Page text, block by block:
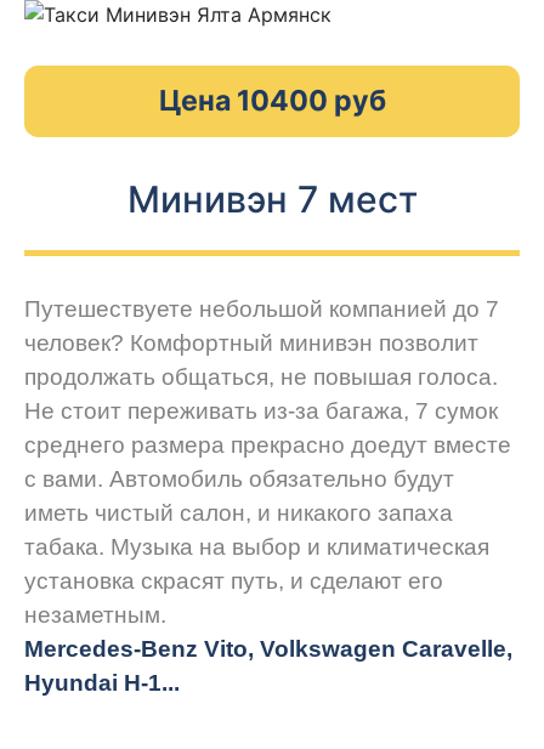
Цена 10400 руб
Минивэн 7 мест
Путешествуете небольшой компанией до 7
человек? Комфортный минивэн позволит
продолжать общаться, не повышая голоса.
Не стоит переживать из-за багажа, 7 сумок
среднего размера прекрасно доедут вместе
с вами. Автомобиль обязательно будут
иметь чистый салон, и никакого запаха
табака. Музыка на выбор и климатическая
установка скрасят путь, и сделают его
незаметным.
Mercedes-Benz Vito, Volkswagen Caravelle,
Hyundai H-1...